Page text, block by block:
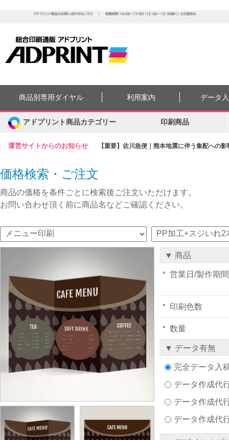
運営サイトからのお知らせ 【重要】佐川急便｜熊本地震に伴う集配への
商品別専用ダイヤル 利用案内 データ
アドプリント商品カテゴリー 印刷商品
価格検索・ご注文
商品の価格を条件ごとに検索後ご注文いただけます。
お問い合わせ頂く前に商品名などご確認ください。
▼ 商品
営業日/製作期間
印刷色数
数量
▼ データ有無
完全データ入
データ作成代
データ作成代
データ作成代